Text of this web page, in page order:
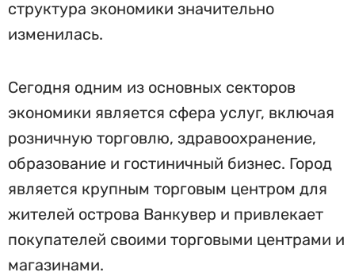
структура экономики значительно
изменилась.
Сегодня одним из основных секторов
экономики является сфера услуг, включая
розничную торговлю, здравоохранение,
образование и гостиничный бизнес. Город
является крупным торговым центром для
жителей острова Ванкувер и привлекает
покупателей своими торговыми центрами и
магазинами.